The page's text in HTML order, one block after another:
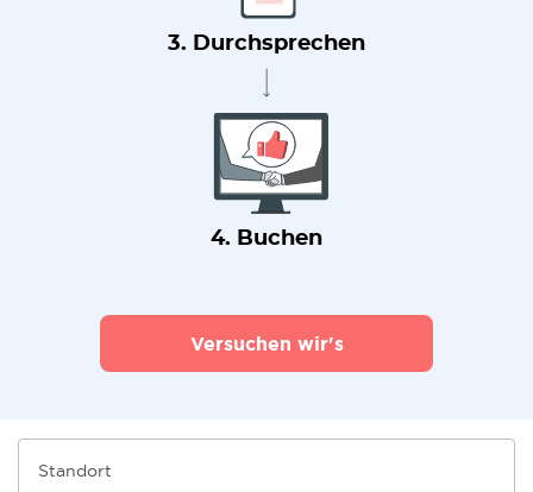
3. Durchsprechen
4. Buchen
Versuchen wir's